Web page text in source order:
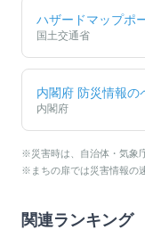
ハザードマップポ
国土交通省
内閣府 防災情報の
内閣府
※災害時は、自治体・気象
※まちの扉では災害情報の
関連ランキング